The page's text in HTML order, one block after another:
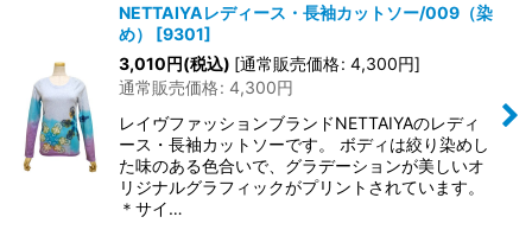
NETTAIYAレディース・長袖カットソー/009（染
め）
[9301]
3,010円(税込) [通常販売価格: 4,300円]
通常販売価格: 4,300円
レイヴファッションブランドNETTAIYAのレディ
ース・長袖カットソーです。 ボディは絞り染めし
た味のある色合いで、グラデーションが美しいオ
リジナルグラフィックがプリントされています。
＊サイ…